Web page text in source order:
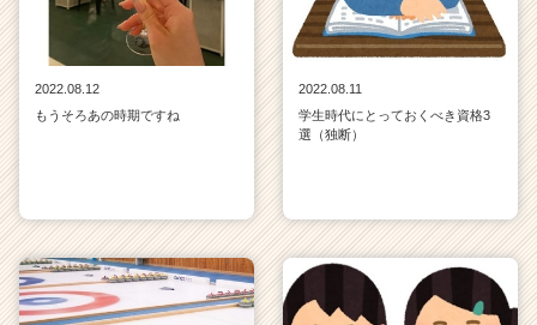
2022.08.12
もうそろあの時期ですね
2022.08.11
学生時代にとっておくべき資格3
選（独断）